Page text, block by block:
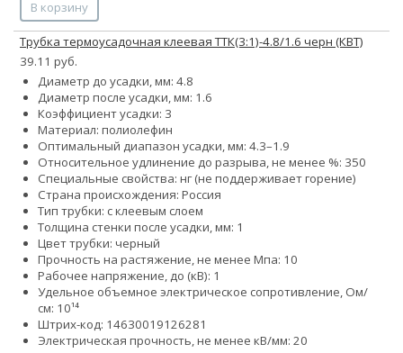
В корзину
Трубка термоусадочная клеевая ТТК(3:1)-4.8/1.6 черн (КВТ)
39.11 руб.
Диаметр до усадки, мм: 4.8
Диаметр после усадки, мм: 1.6
Коэффициент усадки: 3
Материал: полиолефин
Оптимальный диапазон усадки, мм: 4.3–1.9
Относительное удлинение до разрыва, не менее %: 350
Специальные свойства: нг (не поддерживает горение)
Страна происхождения: Россия
Тип трубки: с клеевым слоем
Толщина стенки после усадки, мм: 1
Цвет трубки: черный
Прочность на растяжение, не менее Мпа: 10
Рабочее напряжение, до (кВ): 1
Удельное объемное электрическое сопротивление, Ом/
см: 10¹⁴
Штрих-код: 14630019126281
Электрическая прочность, не менее кВ/мм: 20